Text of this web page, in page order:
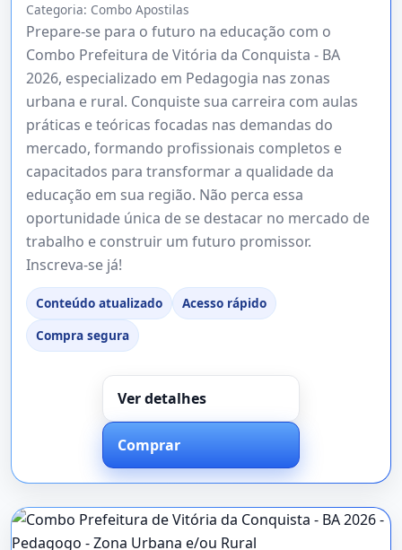
Categoria: Combo Apostilas
Prepare-se para o futuro na educação com o
Combo Prefeitura de Vitória da Conquista - BA
2026, especializado em Pedagogia nas zonas
urbana e rural. Conquiste sua carreira com aulas
práticas e teóricas focadas nas demandas do
mercado, formando profissionais completos e
capacitados para transformar a qualidade da
educação em sua região. Não perca essa
oportunidade única de se destacar no mercado de
trabalho e construir um futuro promissor.
Inscreva-se já!
Conteúdo atualizado
Acesso rápido
Compra segura
Ver detalhes
Comprar